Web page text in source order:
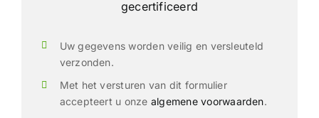
gecertificeerd
Uw gegevens worden veilig en versleuteld
verzonden.
Met het versturen van dit formulier
accepteert u onze algemene voorwaarden.